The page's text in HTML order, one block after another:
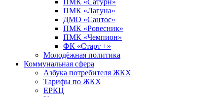
ПМК «Сатурн»
ПМК «Лагуна»
ДМО «Сантос»
ПМК «Ровесник»
ПМК «Чемпион»
ФК «Старт +»
Молодёжная политика
Коммунальная сфера
Азбука потребителя ЖКХ
Тарифы по ЖКХ
ЕРКЦ